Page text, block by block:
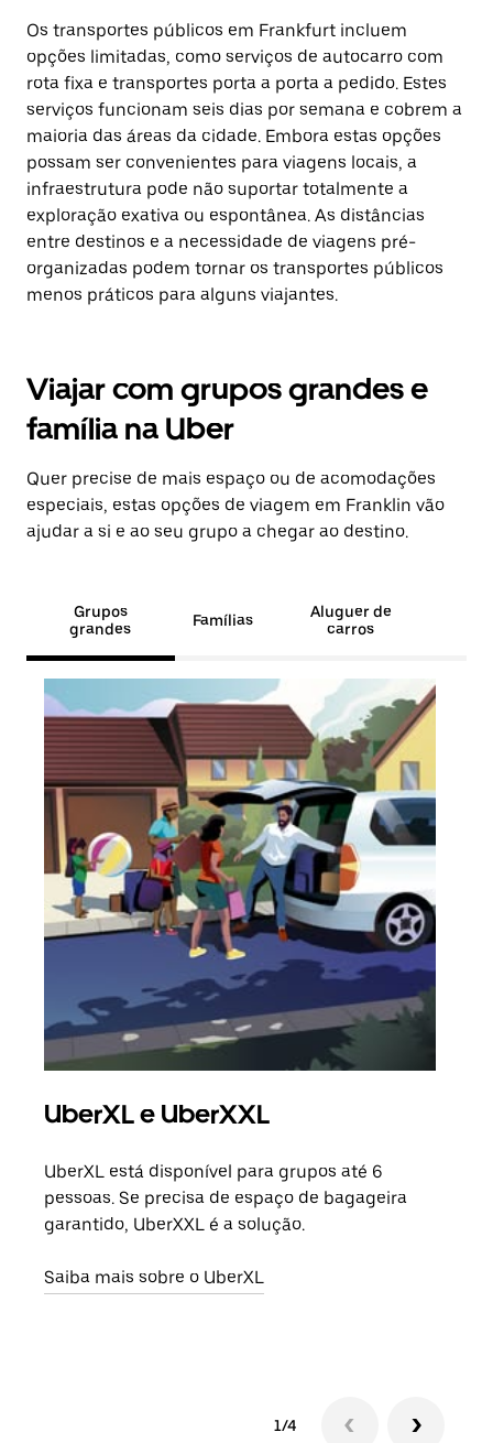
Os transportes públicos em Frankfurt incluem
opções limitadas, como serviços de autocarro com
rota fixa e transportes porta a porta a pedido. Estes
serviços funcionam seis dias por semana e cobrem a
maioria das áreas da cidade. Embora estas opções
possam ser convenientes para viagens locais, a
infraestrutura pode não suportar totalmente a
exploração exativa ou espontânea. As distâncias
entre destinos e a necessidade de viagens pré-
organizadas podem tornar os transportes públicos
menos práticos para alguns viajantes.
Viajar com grupos grandes e
família na Uber
Quer precise de mais espaço ou de acomodações
especiais, estas opções de viagem em Franklin vão
ajudar a si e ao seu grupo a chegar ao destino.
Grupos
grandes
Famílias
Aluguer de
carros
UberXL e UberXXL
UberXL está disponível para grupos até 6
pessoas. Se precisa de espaço de bagageira
garantido, UberXXL é a solução.
Saiba mais sobre o UberXL
1/4